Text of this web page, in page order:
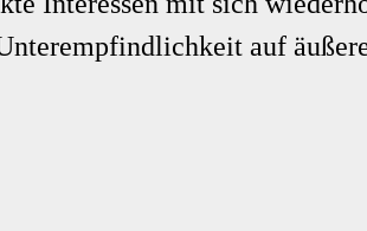
auf